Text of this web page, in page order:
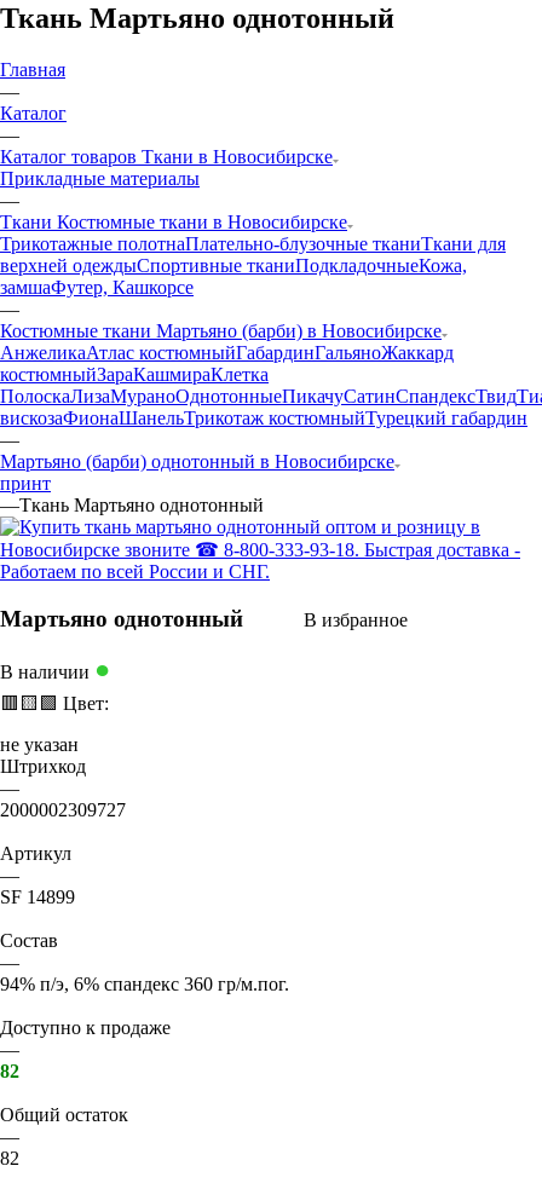
Ткань Мартьяно однотонный
Главная
—
Каталог
—
Каталог товаров Ткани в Новосибирске
Прикладные материалы
—
Ткани Костюмные ткани в Новосибирске
Трикотажные полотнаПлательно-блузочные тканиТкани для
верхней одеждыСпортивные тканиПодкладочныеКожа,
замшаФутер, Кашкорсе
—
Костюмные ткани Мартьяно (барби) в Новосибирске
АнжеликаАтлас костюмныйГабардинГальяноЖаккард
костюмныйЗараКашмираКлетка
ПолоскаЛизаМураноОднотонныеПикачуСатинСпандексТвид
вискозаФионаШанельТрикотаж костюмныйТурецкий габардин
—
Мартьяно (барби) однотонный в Новосибирске
принт
—Ткань Мартьяно однотонный
Мартьяно однотонный В избранное
В наличии ●
🟥 🟨 🟩 Цвет:
не указан
Штрихкод
—
2000002309727
Артикул
—
SF 14899
Состав
—
94% п/э, 6% спандекс 360 гр/м.пог.
Доступно к продаже
—
82
Общий остаток
—
82